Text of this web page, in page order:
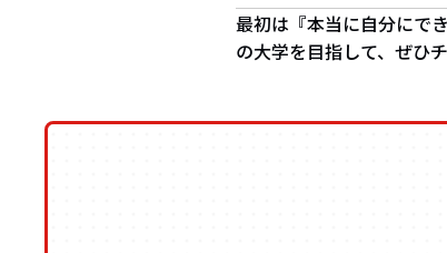
最初は『本当に自分にで
の大学を目指して、ぜひ